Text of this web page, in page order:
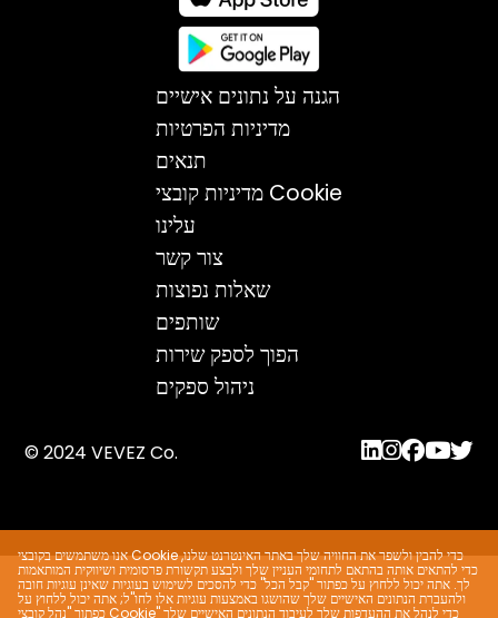
אנו משתמשים בקובצי Cookie כדי להבין ולשפר את החוויה שלך באתר האינטרנט שלנו,
כדי להתאים אותה בהתאם לתחומי העניין שלך ולבצע תקשורת פרסומית ושיווקית המותאמות
לך. אתה יכול ללחוץ על כפתור "קבל הכל" כדי להסכים לשימוש בעוגיות שאינן עוגיות חובה
ולהעברת הנתונים האישיים שלך שהושגו באמצעות עוגיות אלו לחו"ל; אתה יכול ללחוץ על
כפתור "נהל קובצי Cookie" כדי לנהל את ההעדפות שלך לעיבוד הנתונים האישיים שלך
הגנה על נתונים אישיים
מדיניות הפרטיות
תנאים
מדיניות קובצי Cookie
עלינו
צור קשר
שאלות נפוצות
שותפים
הפוך לספק שירות
ניהול ספקים
© 2024 VEVEZ Co.